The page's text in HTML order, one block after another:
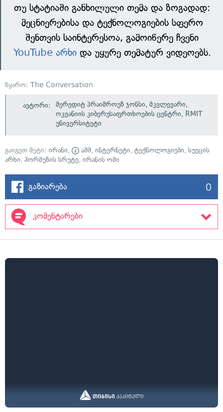
თუ სტატიაში განხილული თემა და ზოგადად:
მეცნიერებისა და ტექნოლოგიების სფერო
შენთვის საინტერესოა, გამოიწერე ჩვენი
YouTube არხიდა უყურე თემატურ ვიდეოებს.
წყარო: The Conversation
ავტორი:
მერედიტ პრაიმროუზ ჯონსი, მკვლევარი,
ოკეანიის კიბერუსაფრთხოების ცენტრი, RMIT
უნივერსიტეტი
გაიგეთ მეტი: ირანი, აშშ, ინტერნეტი, ტექნოლოგიები, სუეცის
არხი, ჰორმუზის სრუტე, ირანის ომი
გაზიარება 0
კომენტარები